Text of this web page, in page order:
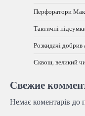
Перфоратори
Тактичні
Розкидачі
Сквош, великий
Свежие
Немає коментарів до